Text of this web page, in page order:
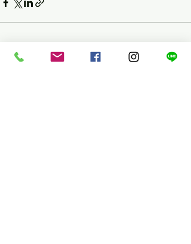
最新記事 すべて表示